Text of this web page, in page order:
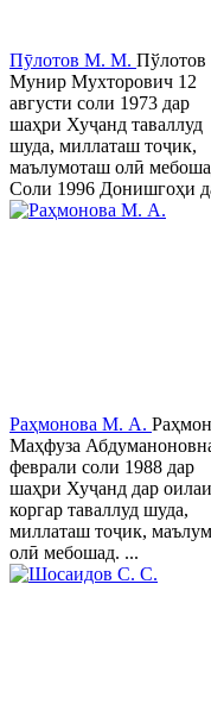
Пӯлотов М. М. Пўлотов
Мунир Мухторович 12
августи соли 1973 дар
шаҳри Хуҷанд таваллуд
шуда, миллаташ тоҷик,
маълумоташ олӣ
Соли 1996 Донишгоҳи
Раҳмонова М. А.
Маҳфуза
феврали соли 1988 дар
шаҳри Хуҷанд дар оилаи
коргар таваллуд шуда,
миллаташ тоҷик,
олӣ мебошад. ...